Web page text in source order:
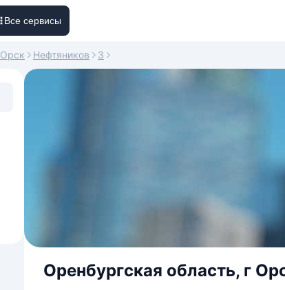
Все сервисы
Орск Нефтяников 3
Оренбургская область, г